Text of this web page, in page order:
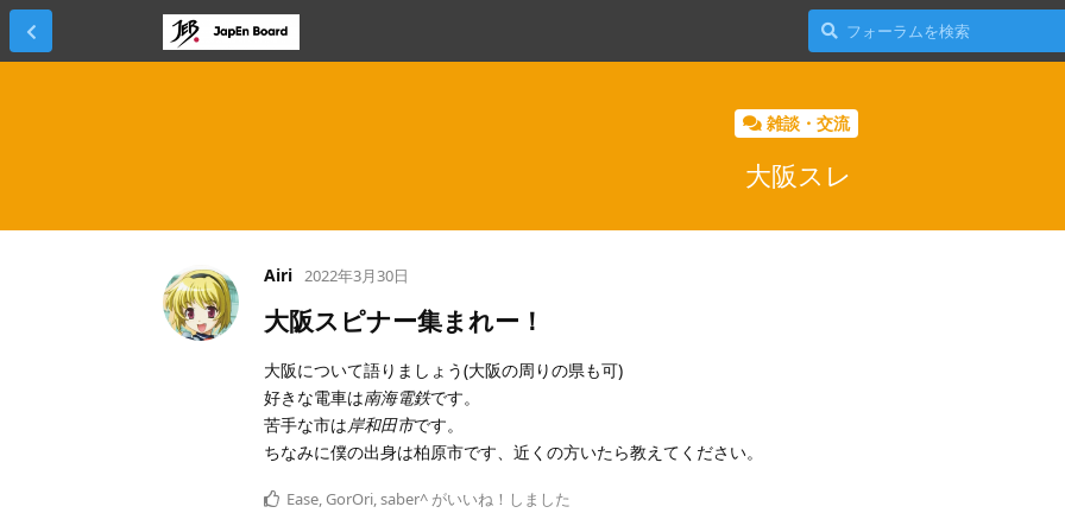
雑談・交流
大阪スレ
Airi 2022年3月30日
大阪スピナー集まれー！
大阪について語りましょう(大阪の周りの県も可)
好きな電車は南海電鉄です。
苦手な市は岸和田市です。
ちなみに僕の出身は柏原市です、近くの方いたら教えてください。
Ease, GorOri,saber^ がいいね！しました